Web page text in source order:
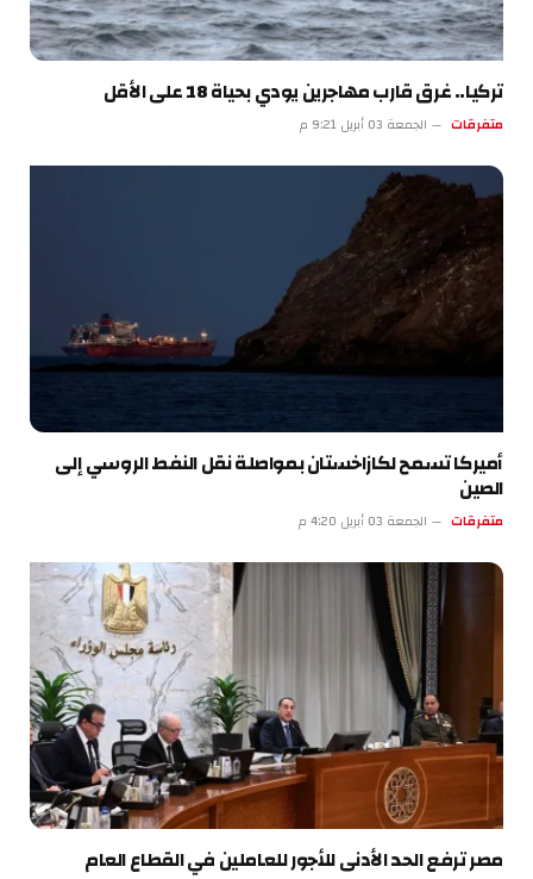
تركيا.. غرق قارب مهاجرين يودي بحياة 18 على الأقل
متفرقات الجمعة 03 أبريل 9:21 م
أميركا تسمح لكازاخستان بمواصلة نقل النفط الروسي إلى
الصين
متفرقات الجمعة 03 أبريل 4:20 م
مصر ترفع الحد الأدنى للأجور للعاملين في القطاع العام